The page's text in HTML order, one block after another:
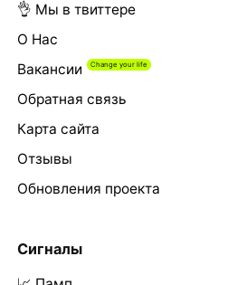
👌 Мы в твиттере
О Нас
Вакансии
Обратная связь
Карта сайта
Отзывы
Обновления проекта
Сигналы